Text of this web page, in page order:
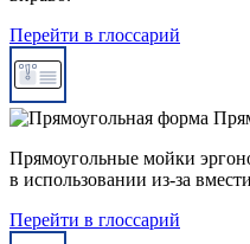
Перейти в глоссарий
Прямоугольные мойки
в использовании из-за
Перейти в глоссарий